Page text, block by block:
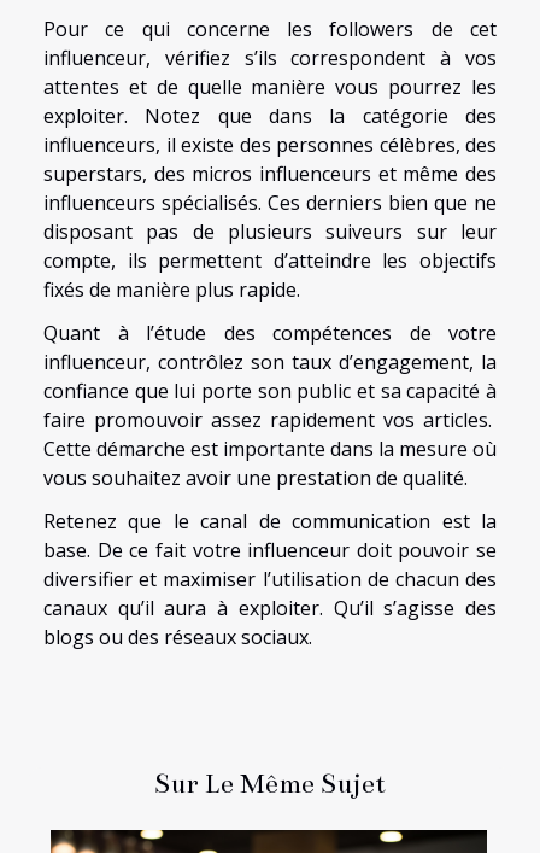
Pour ce qui concerne les followers de cet
influenceur, vérifiez s’ils correspondent à vos
attentes et de quelle manière vous pourrez les
exploiter. Notez que dans la catégorie des
influenceurs, il existe des personnes célèbres, des
superstars, des micros influenceurs et même des
influenceurs spécialisés. Ces derniers bien que ne
disposant pas de plusieurs suiveurs sur leur
compte, ils permettent d’atteindre les objectifs
fixés de manière plus rapide.
Quant à l’étude des compétences de votre
influenceur, contrôlez son taux d’engagement, la
confiance que lui porte son public et sa capacité à
faire promouvoir assez rapidement vos articles.
Cette démarche est importante dans la mesure où
vous souhaitez avoir une prestation de qualité.
Retenez que le canal de communication est la
base. De ce fait votre influenceur doit pouvoir se
diversifier et maximiser l’utilisation de chacun des
canaux qu’il aura à exploiter. Qu’il s’agisse des
blogs ou des réseaux sociaux.
Sur Le Même Sujet